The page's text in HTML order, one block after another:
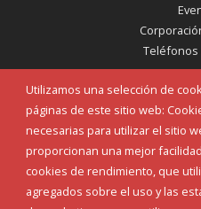
Utilizamos una selección de
páginas de este sitio web:
necesarias para utilizar el sitio
proporcionan una mejor
cookies de rendimiento, que
agregados sobre el uso y las